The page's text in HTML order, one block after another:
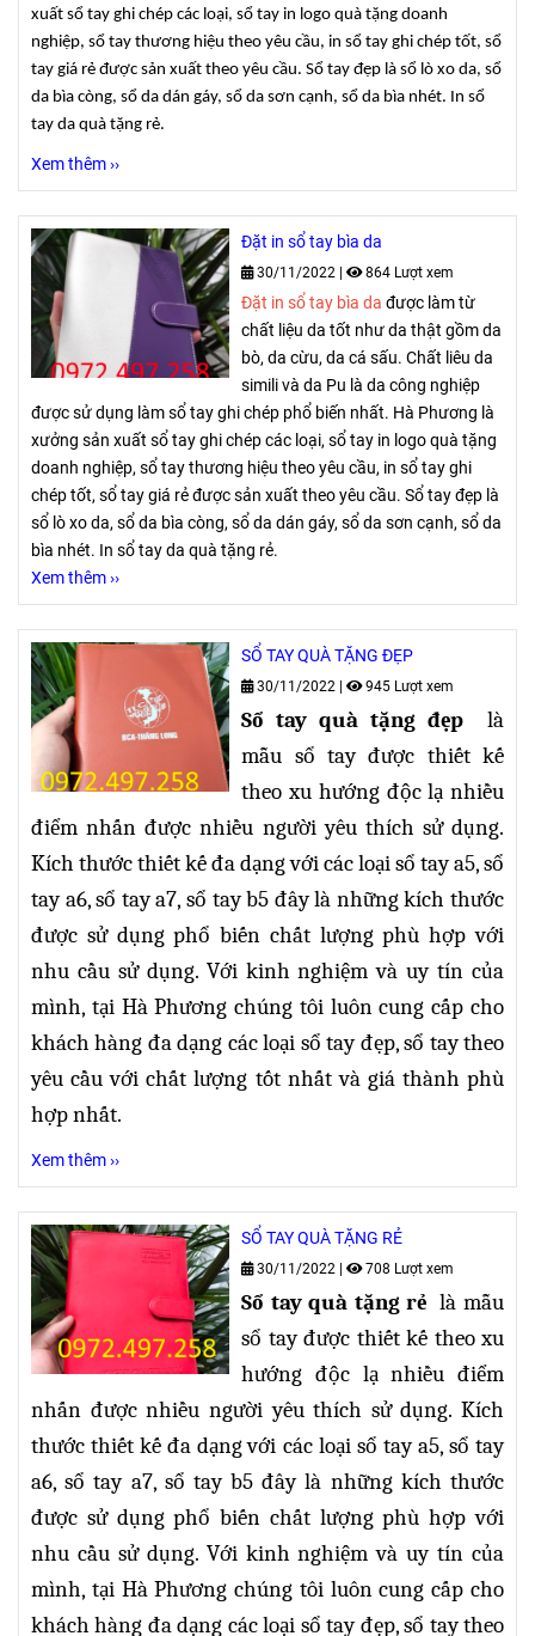
xuất sổ tay ghi chép các loại, sổ tay in logo quà tặng doanh
nghiệp, sổ tay thương hiệu theo yêu cầu, in sổ tay ghi chép tốt, sổ
tay giá rẻ được sản xuất theo yêu cầu. Sổ tay đẹp là sổ lò xo da, sổ
da bìa còng, sổ da dán gáy, sổ da sơn cạnh, sổ da bìa nhét. In sổ
tay da quà tặng rẻ.
Xem thêm ››
Đặt in sổ tay bìa da
30/11/2022 | 864 Lượt xem
Đặt in sổ tay bìa dađược làm từ
chất liệu da tốt như da thật gồm da
bò, da cừu, da cá sấu. Chất liêu da
simili và da Pu là da công nghiệp
được sử dụng làm sổ tay ghi chép phổ biến nhất. Hà Phương là
xưởng sản xuất sổ tay ghi chép các loại, sổ tay in logo quà tặng
doanh nghiệp, sổ tay thương hiệu theo yêu cầu, in sổ tay ghi
chép tốt, sổ tay giá rẻ được sản xuất theo yêu cầu. Sổ tay đẹp là
sổ lò xo da, sổ da bìa còng, sổ da dán gáy, sổ da sơn cạnh, sổ da
bìa nhét. In sổ tay da quà tặng rẻ.
Xem thêm ››
SỔ TAY QUÀ TẶNG ĐẸP
30/11/2022 | 945 Lượt xem
Sổ tay quà tặng đẹp là
mẫu sổ tay được thiết kế
theo xu hướng độc lạ nhiều
điểm nhấn được nhiều người yêu thích sử dụng.
Kích thước thiết kế đa dạngvới các loại sổ tay a5, sổ
tay a6, sổ tay a7, sổ tay b5 đây là những kích thước
được sử dụng phổ biến chất lượng phù hợp với
nhu cầu sử dụng. Với kinh nghiệm và uy tín của
mình, tại Hà Phương chúng tôi luôn cung cấp cho
khách hàng đa dạng các loại sổ tay đẹp, sổ tay theo
yêu cầu với chất lượng tốt nhất và giá thành phù
hợp nhất.
Xem thêm ››
SỔ TAY QUÀ TẶNG RẺ
30/11/2022 | 708 Lượt xem
Sổ tay quà tặng rẻlà mẫu
sổ tay được thiết kế theo xu
hướng độc lạ nhiều điểm
nhấn được nhiều người yêu thích sử dụng. Kích
thước thiết kế đa dạng với các loại sổ tay a5, sổ tay
a6, sổ tay a7, sổ tay b5 đây là những kích thước
được sử dụng phổ biến chất lượng phù hợp với
nhu cầu sử dụng. Với kinh nghiệm và uy tín của
mình, tại Hà Phương chúng tôi luôn cung cấp cho
khách hàng đa dạng các loại sổ tay đẹp, sổ tay theo